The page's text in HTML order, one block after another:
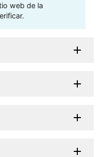
web de la